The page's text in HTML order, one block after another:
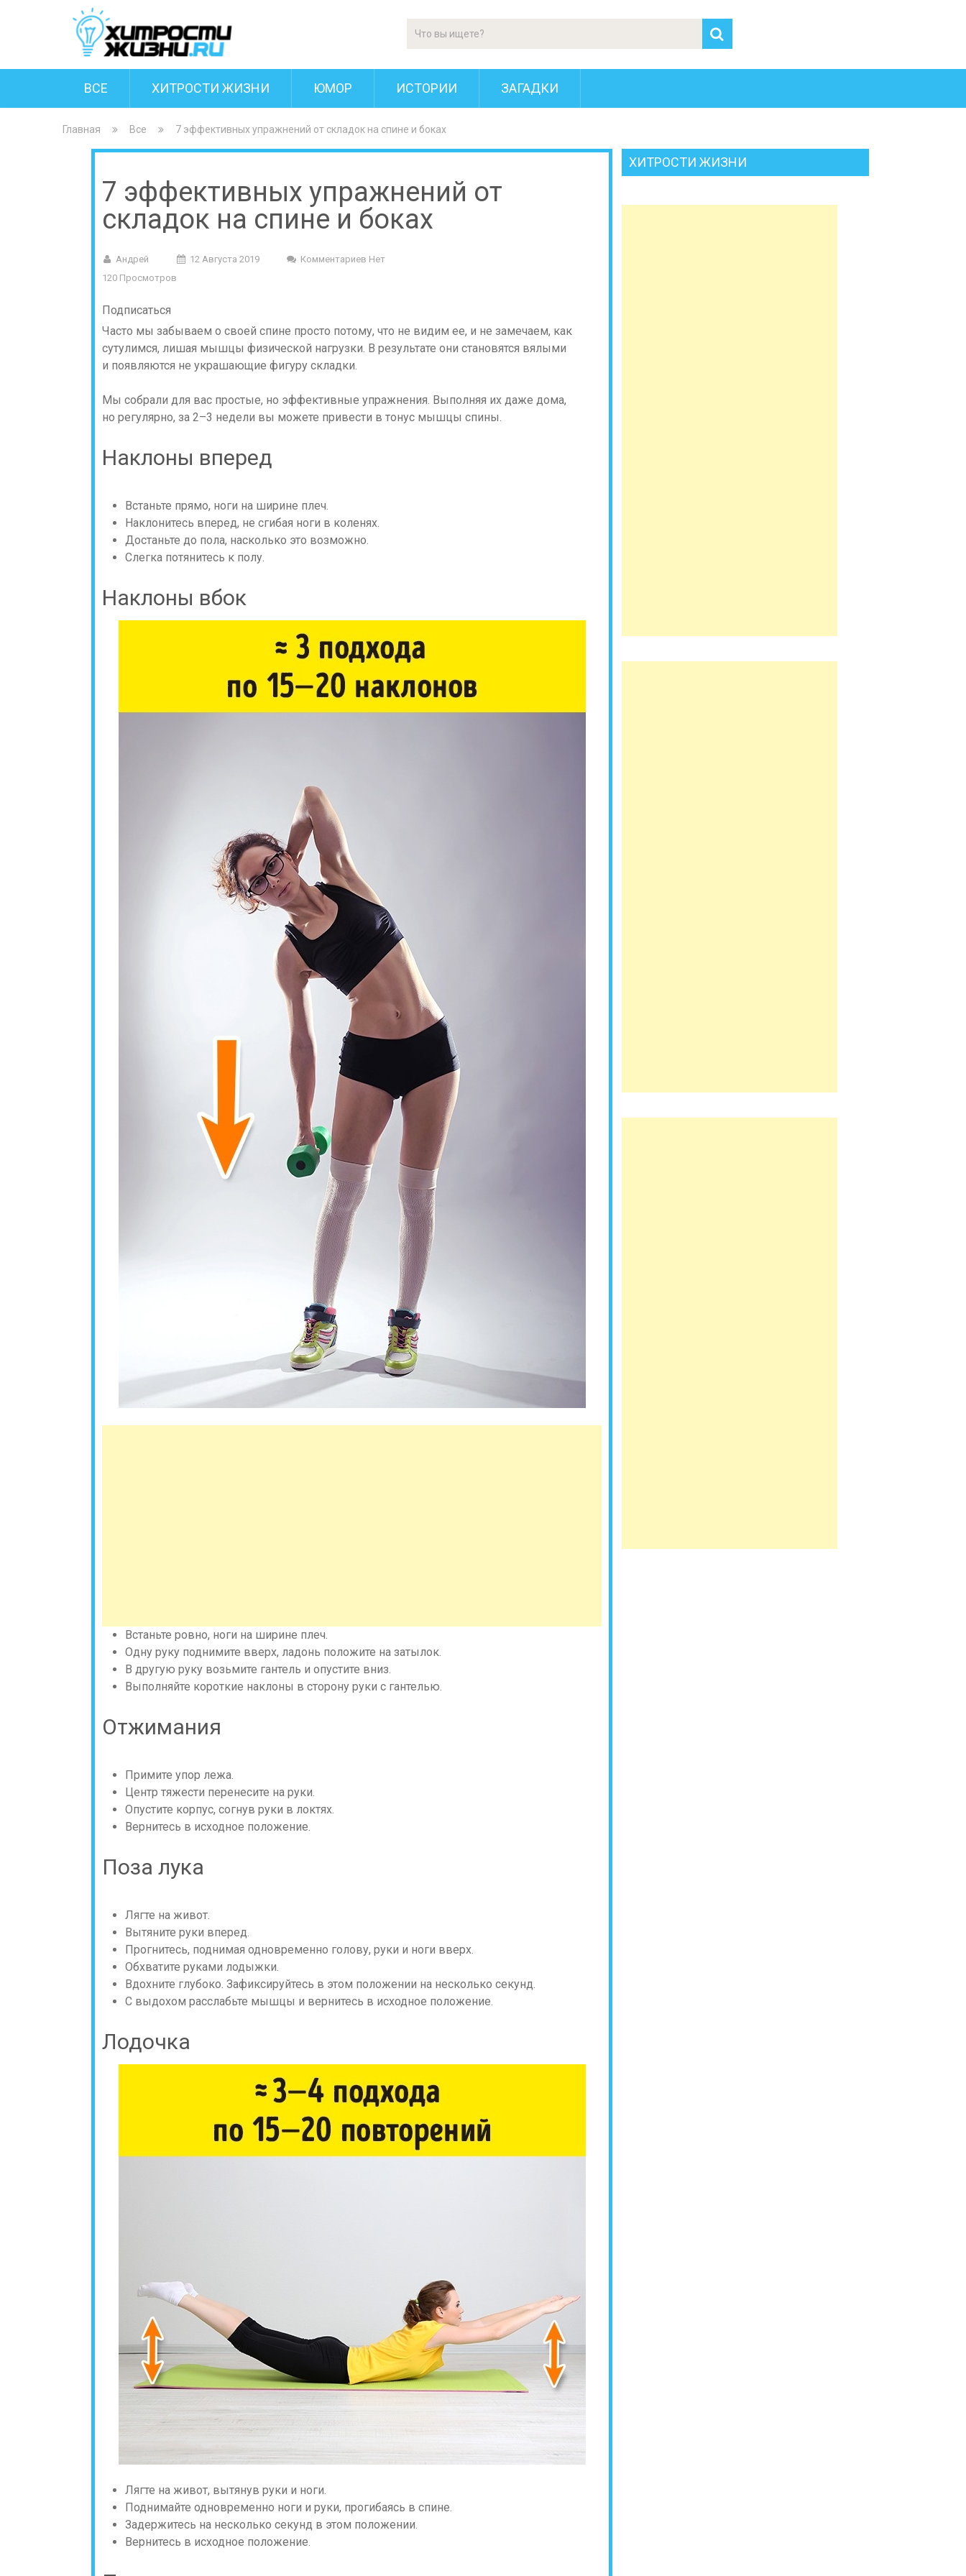
ВСЕ ХИТРОСТИ ЖИЗНИ ЮМОР ИСТОРИИ ЗАГАДКИ
Главная Все 7 эффективных упражнений от складок на спине и боках
7 эффективных упражнений от
складок на спине и боках
Андрей 12 Августа 2019
Комментариев Нет
120 Просмотров
Подписаться
Часто мы забываем о своей спине просто потому, что не видим ее, и не замечаем, как
сутулимся, лишая мышцы физической нагрузки. В результате они становятся вялыми
и появляются не украшающие фигуру складки.
Мы собрали для вас простые, но эффективные упражнения. Выполняя их даже дома,
но регулярно, за 2–3 недели вы можете привести в тонус мышцы спины.
Наклоны вперед
Встаньте прямо, ноги на ширине плеч.
Наклонитесь вперед, не сгибая ноги в коленях.
Достаньте до пола, насколько это возможно.
Слегка потянитесь к полу.
Наклоны вбок
Встаньте ровно, ноги на ширине плеч.
Одну руку поднимите вверх, ладонь положите на затылок.
В другую руку возьмите гантель и опустите вниз.
Выполняйте короткие наклоны в сторону руки с гантелью.
Отжимания
Примите упор лежа.
Центр тяжести перенесите на руки.
Опустите корпус, согнув руки в локтях.
Вернитесь в исходное положение.
Поза лука
Лягте на живот.
Вытяните руки вперед.
Прогнитесь, поднимая одновременно голову, руки и ноги вверх.
Обхватите руками лодыжки.
Вдохните глубоко. Зафиксируйтесь в этом положении на несколько секунд.
С выдохом расслабьте мышцы и вернитесь в исходное положение.
Лодочка
Лягте на живот, вытянув руки и ноги.
Поднимайте одновременно ноги и руки, прогибаясь в спине.
Задержитесь на несколько секунд в этом положении.
Вернитесь в исходное положение.
ХИТРОСТИ ЖИЗНИ